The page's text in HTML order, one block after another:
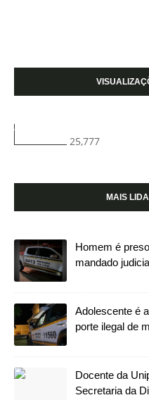
25,777
MAIS
Homem é
mandado
Adolescente é
porte ilegal de
Docente da
Secretaria da